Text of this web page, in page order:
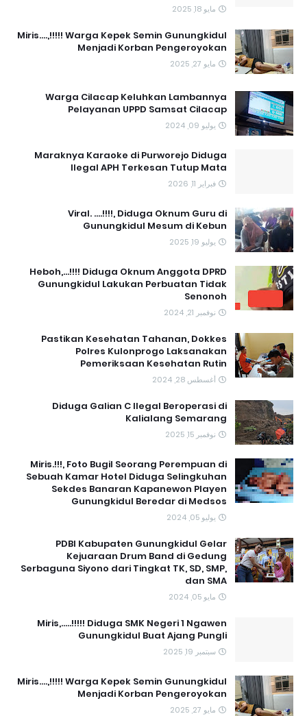
مايو 18, 2025
Miris....,!!!!! Warga Kepek Semin Gunungkidul
Menjadi Korban Pengeroyokan
مايو 27, 2025
Warga Cilacap Keluhkan Lambannya
Pelayanan UPPD Samsat Cilacap
يوليو 09, 2024
Maraknya Karaoke di Purworejo Diduga
Ilegal APH Terkesan Tutup Mata
فبراير 11, 2026
Viral. ....!!!!, Diduga Oknum Guru di
Gunungkidul Mesum di Kebun
يوليو 19, 2025
Heboh,...!!!! Diduga Oknum Anggota DPRD
Gunungkidul Lakukan Perbuatan Tidak
Senonoh
نوفمبر 21, 2024
Pastikan Kesehatan Tahanan, Dokkes
Polres Kulonprogo Laksanakan
Pemeriksaan Kesehatan Rutin
أغسطس 28, 2024
Diduga Galian C Ilegal Beroperasi di
Kalialang Semarang
نوفمبر 15, 2025
Miris.!!!, Foto Bugil Seorang Perempuan di
Sebuah Kamar Hotel Diduga Selingkuhan
Sekdes Banaran Kapanewon Playen
Gunungkidul Beredar di Medsos
يوليو 05, 2024
PDBI Kabupaten Gunungkidul Gelar
Kejuaraan Drum Band di Gedung
Serbaguna Siyono dari Tingkat TK, SD, SMP,
dan SMA
مايو 05, 2024
Miris,.....!!!!! Diduga SMK Negeri 1 Ngawen
Gunungkidul Buat Ajang Pungli
سبتمبر 19, 2025
Miris....,!!!!! Warga Kepek Semin Gunungkidul
Menjadi Korban Pengeroyokan
مايو 27, 2025